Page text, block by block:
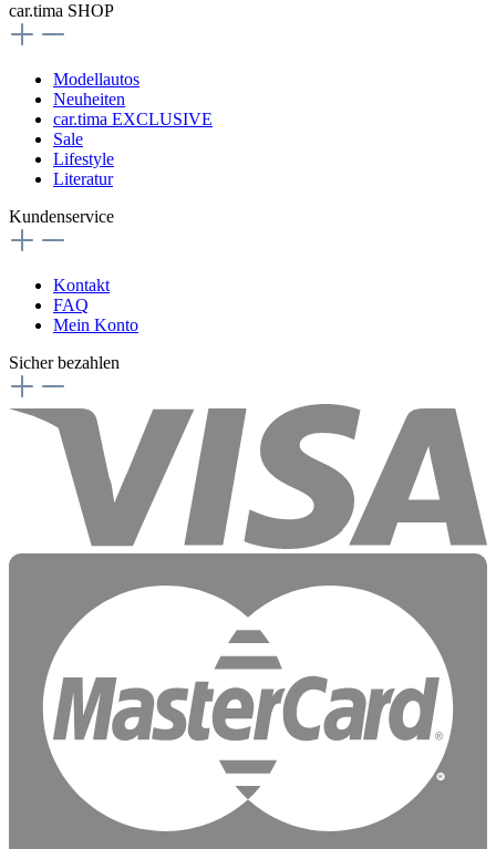
car.tima SHOP
Modellautos
Neuheiten
car.tima EXCLUSIVE
Sale
Lifestyle
Literatur
Kundenservice
Kontakt
FAQ
Mein Konto
Sicher bezahlen